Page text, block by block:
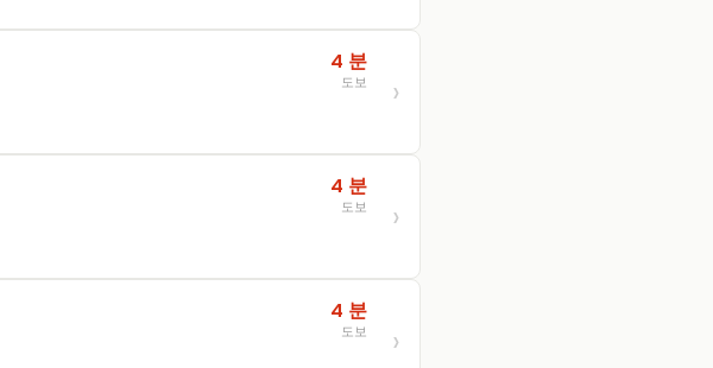
4 분
도보
4 분
도보
4 분
도보